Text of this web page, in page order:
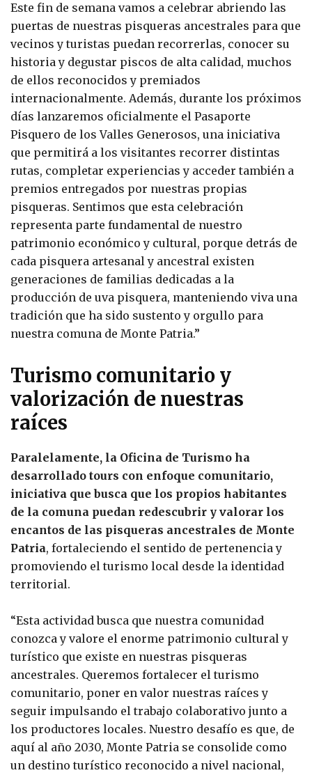
Este fin de semana vamos a celebrar abriendo las
puertas de nuestras pisqueras ancestrales para que
vecinos y turistas puedan recorrerlas, conocer su
historia y degustar piscos de alta calidad, muchos
de ellos reconocidos y premiados
internacionalmente. Además, durante los próximos
días lanzaremos oficialmente el Pasaporte
Pisquero de los Valles Generosos, una iniciativa
que permitirá a los visitantes recorrer distintas
rutas, completar experiencias y acceder también a
premios entregados por nuestras propias
pisqueras. Sentimos que esta celebración
representa parte fundamental de nuestro
patrimonio económico y cultural, porque detrás de
cada pisquera artesanal y ancestral existen
generaciones de familias dedicadas a la
producción de uva pisquera, manteniendo viva una
tradición que ha sido sustento y orgullo para
nuestra comuna de Monte Patria.”
Turismo comunitario y
valorización de nuestras
raíces
Paralelamente, la Oficina de Turismo ha
desarrollado tours con enfoque comunitario,
iniciativa que busca que los propios habitantes
de la comuna puedan redescubrir y valorar los
encantos de las pisqueras ancestrales de Monte
Patria, fortaleciendo el sentido de pertenencia y
promoviendo el turismo local desde la identidad
territorial.
“Esta actividad busca que nuestra comunidad
conozca y valore el enorme patrimonio cultural y
turístico que existe en nuestras pisqueras
ancestrales. Queremos fortalecer el turismo
comunitario, poner en valor nuestras raíces y
seguir impulsando el trabajo colaborativo junto a
los productores locales. Nuestro desafío es que, de
aquí al año 2030, Monte Patria se consolide como
un destino turístico reconocido a nivel nacional,